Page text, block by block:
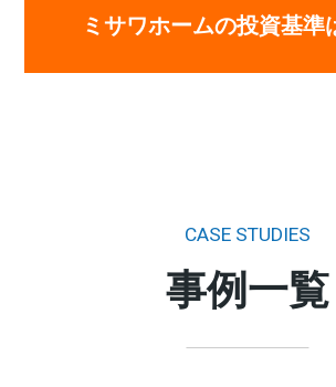
ミサワホームの投資基準
CASE STUDIES
事例一覧